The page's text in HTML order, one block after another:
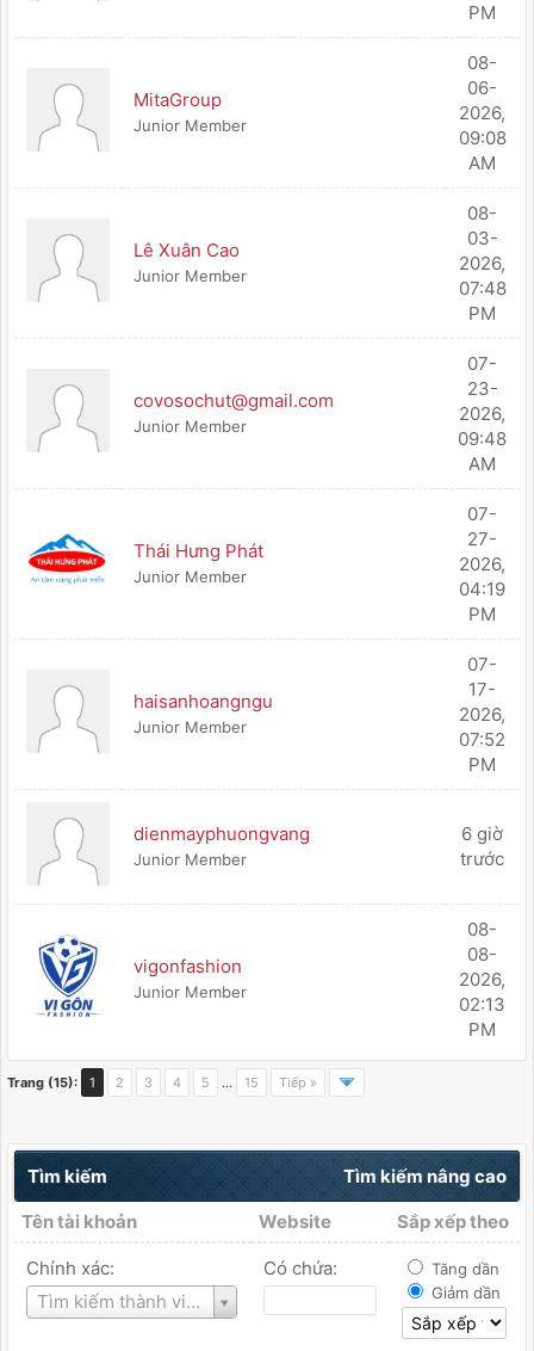
PM
MitaGroup
Junior Member
08-
06-
2026,
09:08
AM
Lê Xuân Cao
Junior Member
08-
03-
2026,
07:48
PM
covosochut@gmail.com
Junior Member
07-
23-
2026,
09:48
AM
Thái Hưng Phát
Junior Member
07-
27-
2026,
04:19
PM
haisanhoangngu
Junior Member
07-
17-
2026,
07:52
PM
dienmayphuongvang
Junior Member
6 giờ
trước
vigonfashion
Junior Member
08-
08-
2026,
02:13
PM
Trang (15): 1 2 3 4 5 … 15 Tiếp »
Tìm kiếm nâng cao
Tìm kiếm
Tên tài khoản
Website Sắp xếp theo
Chính xác:
Tìm kiếm thành viên
Tên
tài
Có chứa:
Tăng dần
Giảm dần